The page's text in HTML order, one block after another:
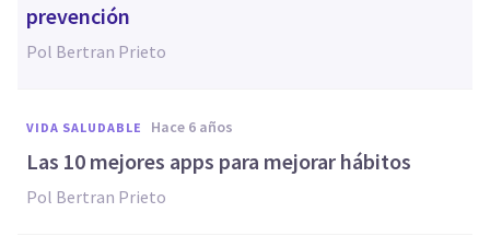
prevención
Pol Bertran Prieto
VIDA SALUDABLE hace 6 años
Las 10 mejores apps para mejorar hábitos
Pol Bertran Prieto